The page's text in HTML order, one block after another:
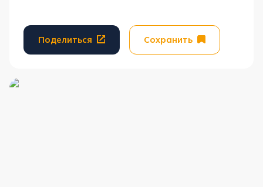
Поделиться Сохранить